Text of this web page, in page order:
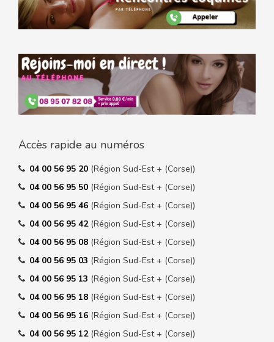
Accès rapide au numéros
04 00 56 95 20 (Région Sud-Est + (Corse))
04 00 56 95 50 (Région Sud-Est + (Corse))
04 00 56 95 46 (Région Sud-Est + (Corse))
04 00 56 95 42 (Région Sud-Est + (Corse))
04 00 56 95 08 (Région Sud-Est + (Corse))
04 00 56 95 03 (Région Sud-Est + (Corse))
04 00 56 95 13 (Région Sud-Est + (Corse))
04 00 56 95 18 (Région Sud-Est + (Corse))
04 00 56 95 16 (Région Sud-Est + (Corse))
04 00 56 95 12 (Région Sud-Est + (Corse))